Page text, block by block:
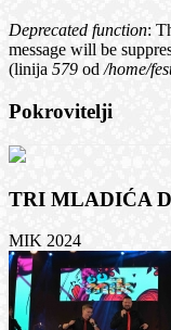
Deprecated function:
message will be
(linija 579 od/home/
Pokrovitelji
TRI MLADIĆA
MIK 2024